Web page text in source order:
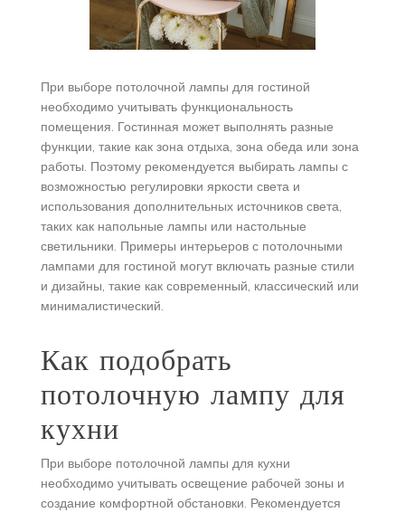
При выборе потолочной лампы для гостиной
необходимо учитывать функциональность
помещения. Гостинная может выполнять разные
функции, такие как зона отдыха, зона обеда или зона
работы. Поэтому рекомендуется выбирать лампы с
возможностью регулировки яркости света и
использования дополнительных источников света,
таких как напольные лампы или настольные
светильники. Примеры интерьеров с потолочными
лампами для гостиной могут включать разные стили
и дизайны, такие как современный, классический или
минималистический.
Как подобрать
потолочную лампу для
кухни
При выборе потолочной лампы для кухни
необходимо учитывать освещение рабочей зоны и
создание комфортной обстановки. Рекомендуется